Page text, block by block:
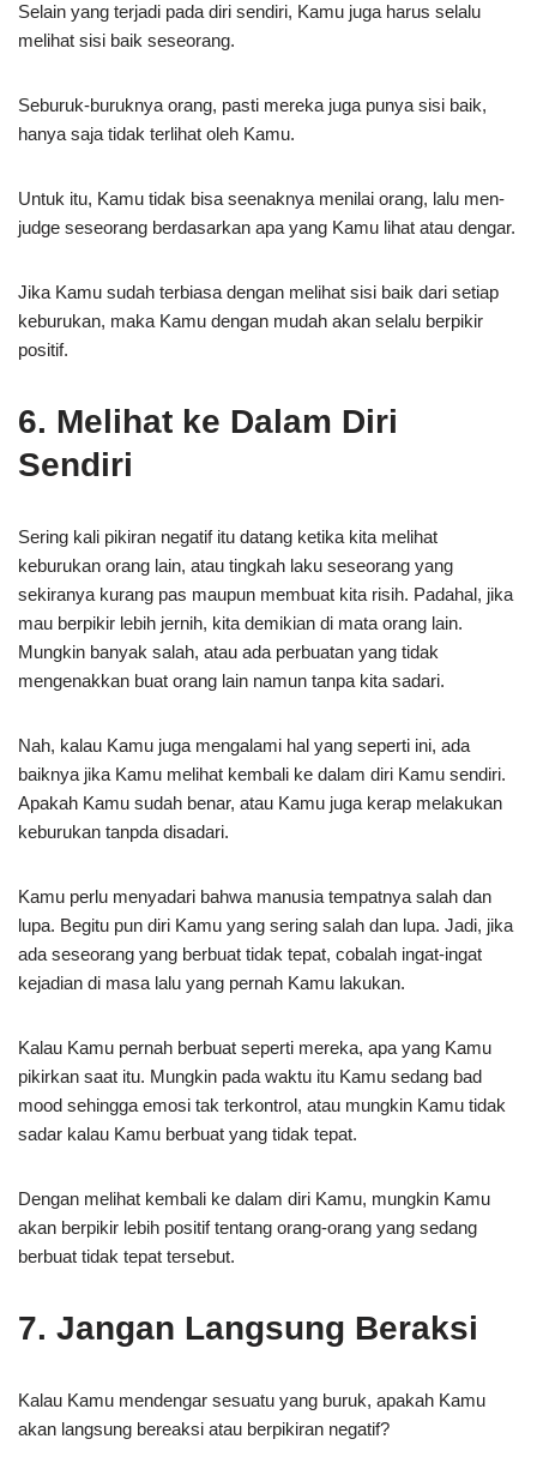
Selain yang terjadi pada diri sendiri, Kamu juga harus selalu
melihat sisi baik seseorang.
Seburuk-buruknya orang, pasti mereka juga punya sisi baik,
hanya saja tidak terlihat oleh Kamu.
Untuk itu, Kamu tidak bisa seenaknya menilai orang, lalu men-
judge seseorang berdasarkan apa yang Kamu lihat atau dengar.
Jika Kamu sudah terbiasa dengan melihat sisi baik dari setiap
keburukan, maka Kamu dengan mudah akan selalu berpikir
positif.
6. Melihat ke Dalam Diri
Sendiri
Sering kali pikiran negatif itu datang ketika kita melihat
keburukan orang lain, atau tingkah laku seseorang yang
sekiranya kurang pas maupun membuat kita risih. Padahal, jika
mau berpikir lebih jernih, kita demikian di mata orang lain.
Mungkin banyak salah, atau ada perbuatan yang tidak
mengenakkan buat orang lain namun tanpa kita sadari.
Nah, kalau Kamu juga mengalami hal yang seperti ini, ada
baiknya jika Kamu melihat kembali ke dalam diri Kamu sendiri.
Apakah Kamu sudah benar, atau Kamu juga kerap melakukan
keburukan tanpda disadari.
Kamu perlu menyadari bahwa manusia tempatnya salah dan
lupa. Begitu pun diri Kamu yang sering salah dan lupa. Jadi, jika
ada seseorang yang berbuat tidak tepat, cobalah ingat-ingat
kejadian di masa lalu yang pernah Kamu lakukan.
Kalau Kamu pernah berbuat seperti mereka, apa yang Kamu
pikirkan saat itu. Mungkin pada waktu itu Kamu sedang bad
mood sehingga emosi tak terkontrol, atau mungkin Kamu tidak
sadar kalau Kamu berbuat yang tidak tepat.
Dengan melihat kembali ke dalam diri Kamu, mungkin Kamu
akan berpikir lebih positif tentang orang-orang yang sedang
berbuat tidak tepat tersebut.
7. Jangan Langsung Beraksi
Kalau Kamu mendengar sesuatu yang buruk, apakah Kamu
akan langsung bereaksi atau berpikiran negatif?